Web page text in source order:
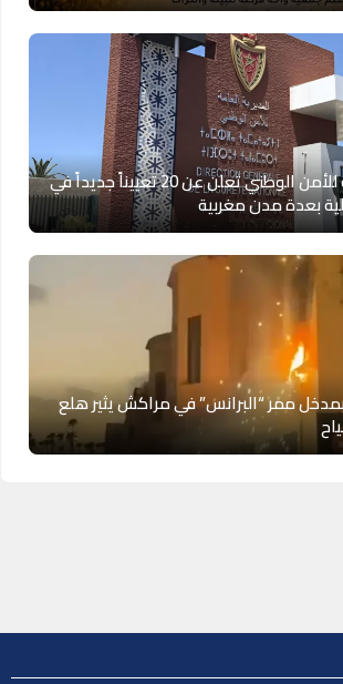
المديرية العامة للأمن الوطني تعلن عن 20 تعييناً جديداً في
بعدة مدن مغربية
ممر “البرانس” في مراكش يثير هلع